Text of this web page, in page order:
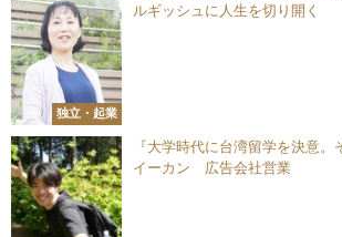
独立・起業
ルギッシュに人生を切り開く
『大学時代に台湾留学を決意。
イーカン 広告会社営業